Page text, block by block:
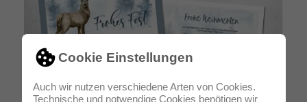
Cookie Einstellungen
Auch wir nutzen verschiedene Arten von Cookies.
Technische und notwendige Cookies benötigen wir